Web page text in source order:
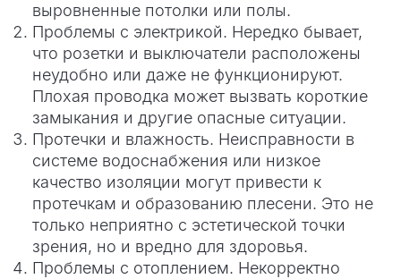
выровненные потолки или полы.
Проблемы с электрикой. Нередко бывает,
что розетки и выключатели расположены
неудобно или даже не функционируют.
Плохая проводка может вызвать короткие
замыкания и другие опасные ситуации.
Протечки и влажность. Неисправности в
системе водоснабжения или низкое
качество изоляции могут привести к
протечкам и образованию плесени. Это не
только неприятно с эстетической точки
зрения, но и вредно для здоровья.
Проблемы с отоплением. Некорректно